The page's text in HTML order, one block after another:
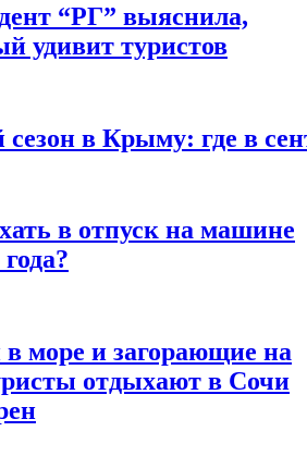
“РГ” выяснила,
удивит туристов
в Крыму: где в
в отпуск на машине
море и загорающие на
отдыхают в Сочи